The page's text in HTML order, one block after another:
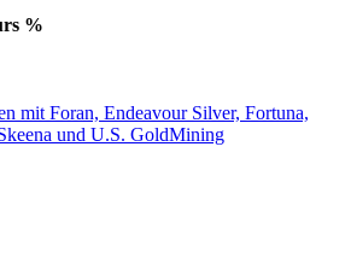
%
mit Foran, Endeavour Silver, Fortuna,
und U.S. GoldMining